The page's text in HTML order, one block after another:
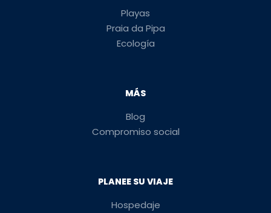
Playas
Praia da Pipa
Ecología
MÁS
Blog
Compromiso social
PLANEE SU VIAJE
Hospedaje